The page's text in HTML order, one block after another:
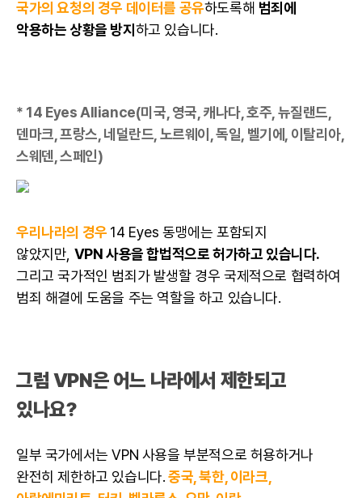
국가의 요청의 경우 데이터를 공유하도록해 범죄에
악용하는 상황을 방지하고 있습니다.
* 14 Eyes Alliance(미국, 영국, 캐나다, 호주, 뉴질랜드,
덴마크, 프랑스, 네덜란드, 노르웨이, 독일, 벨기에, 이탈리아,
스웨덴, 스페인)
우리나라의 경우 14 Eyes 동맹에는 포함되지
않았지만, VPN 사용을 합법적으로 허가하고 있습니다.
그리고 국가적인 범죄가 발생할 경우 국제적으로 협력하여
범죄 해결에 도움을 주는 역할을 하고 있습니다.
그럼 VPN은 어느 나라에서 제한되고
있나요?
일부 국가에서는 VPN 사용을 부분적으로 허용하거나
완전히 제한하고 있습니다.중국, 북한, 이라크,